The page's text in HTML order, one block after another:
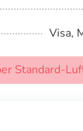
Visa,
Standard-